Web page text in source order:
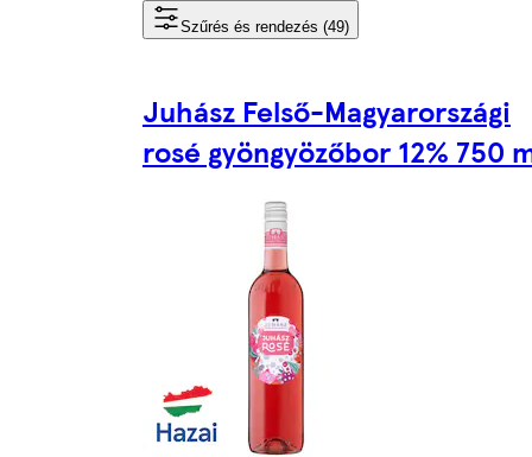
Szűrés és rendezés (49)
Juhász Felső-Magyarországi
rosé gyöngyözőbor 12% 750